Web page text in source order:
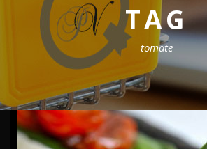
TAG
tomate